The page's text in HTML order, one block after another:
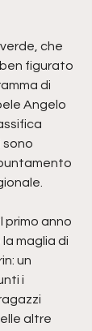
che
figurato
di
Angelo
sono
primo anno
maglia di
un
i
altre